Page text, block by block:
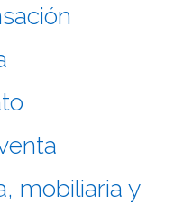
mobiliaria y